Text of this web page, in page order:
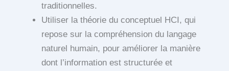
traditionnelles.
Utiliser la théorie du conceptuel HCI, qui
repose sur la compréhension du langage
naturel humain, pour améliorer la manière
dont l’information est structurée et